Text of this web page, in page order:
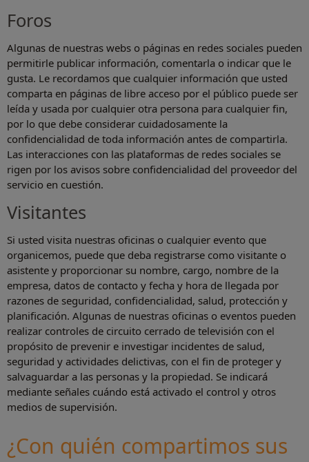
Foros
Algunas de nuestras webs o páginas en redes sociales pueden
permitirle publicar información, comentarla o indicar que le
gusta. Le recordamos que cualquier información que usted
comparta en páginas de libre acceso por el público puede ser
leída y usada por cualquier otra persona para cualquier fin,
por lo que debe considerar cuidadosamente la
confidencialidad de toda información antes de compartirla.
Las interacciones con las plataformas de redes sociales se
rigen por los avisos sobre confidencialidad del proveedor del
servicio en cuestión.
Visitantes
Si usted visita nuestras oficinas o cualquier evento que
organicemos, puede que deba registrarse como visitante o
asistente y proporcionar su nombre, cargo, nombre de la
empresa, datos de contacto y fecha y hora de llegada por
razones de seguridad, confidencialidad, salud, protección y
planificación. Algunas de nuestras oficinas o eventos pueden
realizar controles de circuito cerrado de televisión con el
propósito de prevenir e investigar incidentes de salud,
seguridad y actividades delictivas, con el fin de proteger y
salvaguardar a las personas y la propiedad. Se indicará
mediante señales cuándo está activado el control y otros
medios de supervisión.
¿Con quién compartimos sus